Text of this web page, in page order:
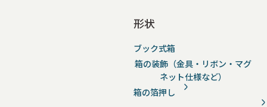
形状
ブック式箱
箱の装飾（金具・リボン・マグ
ネット仕様など）
箱の箔押し